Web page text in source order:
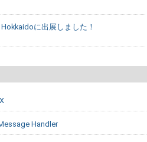
に出展しました！
Handler